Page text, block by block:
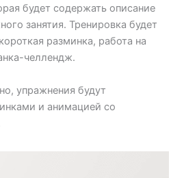
будет содержать описание
занятия. Тренировка будет
разминка, работа на
челлендж.
упражнения будут
и анимацией со